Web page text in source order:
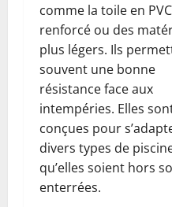
comme la toile en PVC
renforcé ou des
plus légers. Ils
souvent une bonne
résistance face aux
intempéries. Elles
conçues pour
divers types de
qu’elles soient hors
enterrées.